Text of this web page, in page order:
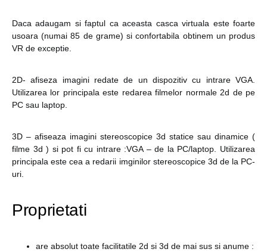
Daca adaugam si faptul ca aceasta casca virtuala este foarte
usoara (numai 85 de grame) si confortabila obtinem un produs
VR de exceptie.
2D- afiseza imagini redate de un dispozitiv cu intrare VGA.
Utilizarea lor principala este redarea filmelor normale 2d de pe
PC sau laptop.
3D – afiseaza imagini stereoscopice 3d statice sau dinamice (
filme 3d ) si pot fi cu intrare :VGA – de la PC/laptop. Utilizarea
principala este cea a redarii imginilor stereoscopice 3d de la PC-
uri.
Proprietati
are absolut toate facilitatile 2d si 3d de mai sus si anume :